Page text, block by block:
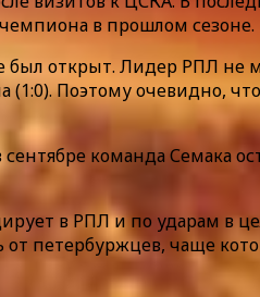
в прошлом сезоне.
был открыт. Лидер РПЛ
Поэтому очевидно,
команда Семака
в РПЛ и по ударам в
петербуржцев, чаще